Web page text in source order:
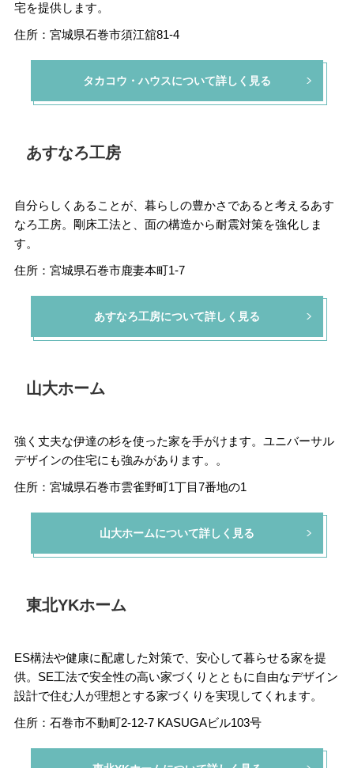
宅を提供します。
住所：宮城県石巻市須江舘81-4
タカコウ・ハウスについて詳しく見る
あすなろ工房
自分らしくあることが、暮らしの豊かさであると考えるあす
なろ工房。剛床工法と、面の構造から耐震対策を強化しま
す。
住所：宮城県石巻市鹿妻本町1-7
あすなろ工房について詳しく見る
山大ホーム
強く丈夫な伊達の杉を使った家を手がけます。ユニバーサル
デザインの住宅にも強みがあります。。
住所：宮城県石巻市雲雀野町1丁目7番地の1
山大ホームについて詳しく見る
東北YKホーム
ES構法や健康に配慮した対策で、安心して暮らせる家を提
供。SE工法で安全性の高い家づくりとともに自由なデザイン
設計で住む人が理想とする家づくりを実現してくれます。
住所：石巻市不動町2-12-7 KASUGAビル103号